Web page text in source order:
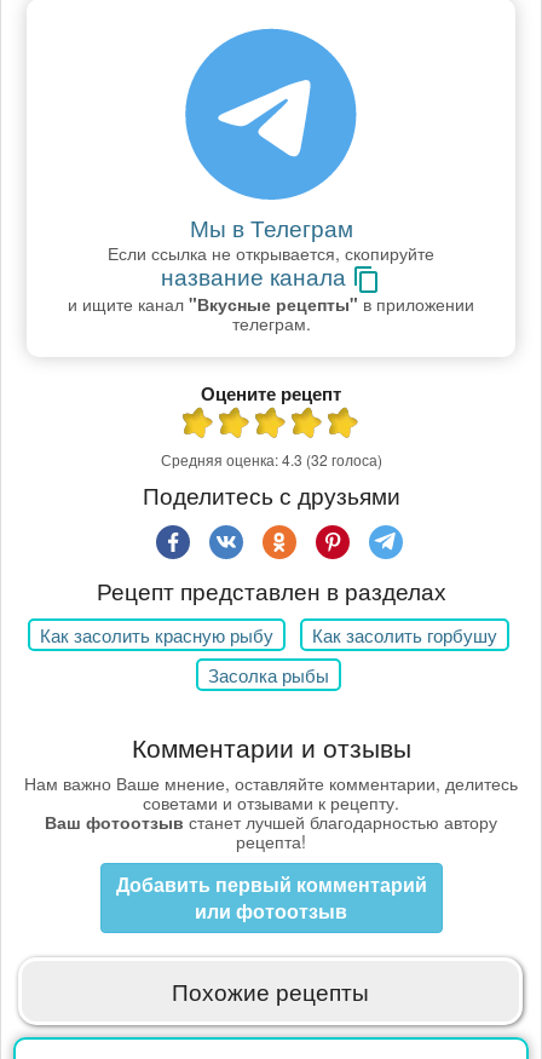
Мы в Телеграм
Если ссылка не открывается, скопируйте
название канала
и ищите канал "Вкусные рецепты" в приложении
телеграм.
Оцените рецепт
Средняя оценка:4.3 (32 голоса)
Поделитесь с друзьями
Рецепт представлен в разделах
Как засолить красную рыбу
Как засолить горбушу
Засолка рыбы
Комментарии и отзывы
Нам важно Ваше мнение, оставляйте комментарии, делитесь
советами и отзывами к рецепту.
Ваш фотоотзыв станет лучшей благодарностью автору
рецепта!
Добавить первый комментарий
или фотоотзыв
Похожие рецепты